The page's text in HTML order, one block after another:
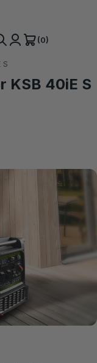
(0)
S
KSB 40iE S